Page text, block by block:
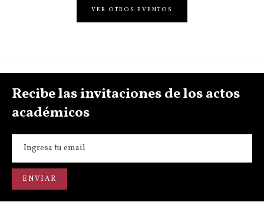
VER OTROS EVENTOS
Recibe las invitaciones de los actos
académicos